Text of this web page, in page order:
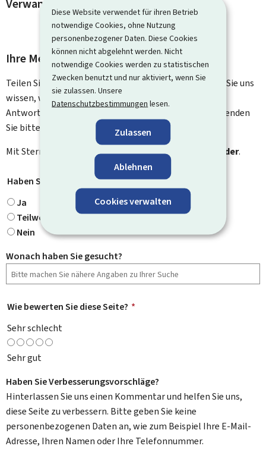
Diese Website verwendet für ihren Betrieb
notwendige Cookies, ohne Nutzung
personenbezogener Daten. Diese Cookies
können nicht abgelehnt werden. Nicht
notwendige Cookies werden zu statistischen
Zwecken benutzt und nur aktiviert, wenn Sie
sie zulassen. Unsere
Datenschutzbestimmungen lesen.
Zulassen
Ablehnen
Cookies verwalten
Verwandte Vorgänge und Links
Ihre Meinung interessiert uns
Teilen Sie uns Ihre Meinung zu dieser Seite mit. Lassen Sie uns
wissen, was wir verbessern können. Sie erhalten keine
Antwort auf Ihr Feedback. Für spezifische Fragen verwenden
Sie bitte das Kontaktformular.
Mit Stern gekennzeichnete Felder ( * ) sind Pflichtfelder.
Haben Sie gefunden, wonach Sie gesucht haben?
Ja
Teilweise
Nein
Wonach haben Sie gesucht?
Wie bewerten Sie diese Seite? *
Sehr schlecht
Sehr gut
Haben Sie Verbesserungsvorschläge?
Hinterlassen Sie uns einen Kommentar und helfen Sie uns,
diese Seite zu verbessern. Bitte geben Sie keine
personenbezogenen Daten an, wie zum Beispiel Ihre E-Mail-
Adresse, Ihren Namen oder Ihre Telefonnummer.